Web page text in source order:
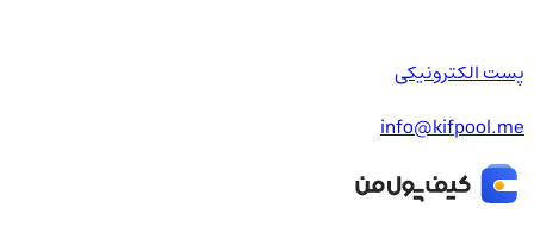
پست الکترونیکی
info@kifpool.me